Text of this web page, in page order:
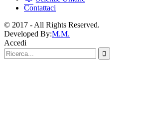
Contattaci
© 2017 - All Rights Reserved.
Developed By:M.M.
Accedi